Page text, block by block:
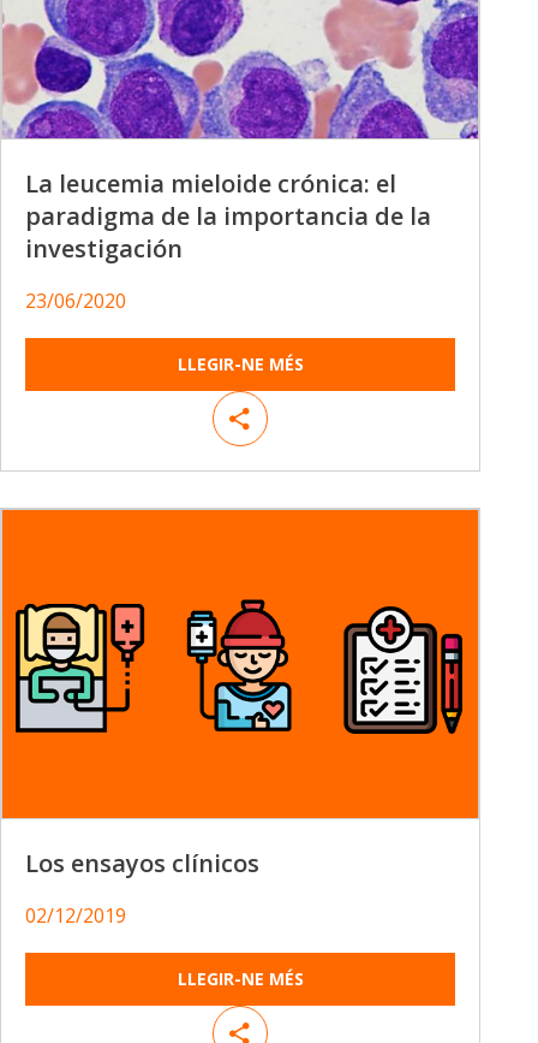
La leucemia mieloide crónica: el
paradigma de la importancia de la
investigación
23/06/2020
LLEGIR-NE MÉS
Los ensayos clínicos
02/12/2019
LLEGIR-NE MÉS